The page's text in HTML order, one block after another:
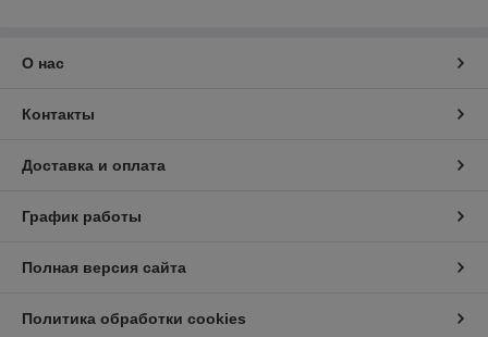
О нас
Контакты
Доставка и оплата
График работы
Полная версия сайта
Политика обработки cookies